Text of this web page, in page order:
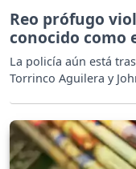
Reo prófugo
conocido como
La policía aún está
Torrinco Aguilera y